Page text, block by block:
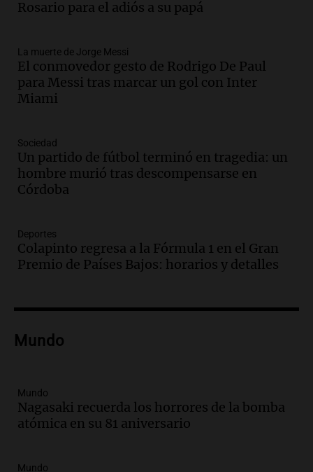
Rosario para acompañar a su familia
Episodios
Audio.Ley de Propiedad Privada: el revés
en el Congreso expuso una debilidad
comunicacional del Gobierno
Episodios
Audio.Casabindo se prepara para una
celebración única: 30.000 turistas y el
tradicional Toreo de la Vincha
Audio. Borges, abogada de Pourrain:
"Tres hombres se lo llevaron para
hacerle preguntas y nunca regresó"
Episodios
metros del río Suquía y retiraron hasta
Episodios
Audio.La historia de la servilleta que
firmó Jorge Messi para el primer
Rosario para el adiós a su papá
La muerte de Jorge Messi
El conmovedor gesto de Rodrigo De Paul
para Messi tras marcar un gol con Inter
Miami
Sociedad
Un partido de fútbol terminó en tragedia: un
hombre murió tras descompensarse en
Córdoba
Deportes
Colapinto regresa a la Fórmula 1 en el Gran
Premio de Países Bajos: horarios y detalles
Mundo
Mundo
Nagasaki recuerda los horrores de la bomba
atómica en su 81 aniversario
Mundo